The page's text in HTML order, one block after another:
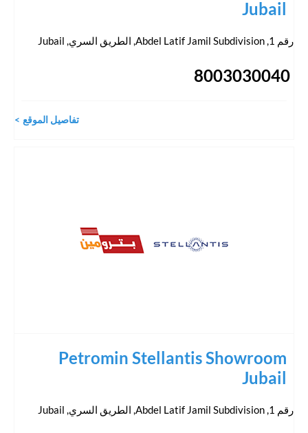
Jubail
رقم 1, Abdel Latif Jamil Subdivision, الطريق السري ,
Jubail
8003030040
تفاصيل الموقع
Petromin Stellantis Showroom
Jubail
رقم 1, Abdel Latif Jamil Subdivision, الطريق السري ,
Jubail